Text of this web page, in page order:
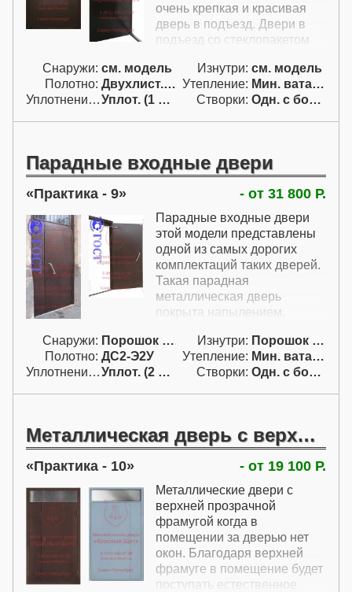
очень крепкая и красивая
дверь в подъезд. Двери в
подъезд со стеклопакетом
оснащаются решеткой для
того, чтобы было не
добраться до кнопки
домофона. Дверь в подъезд
как максимально
утепленной, так и с базовым
Снаружи: см. модель Изнутри: см. модель
Полотно:
Двухлист. проф. Утепление:
Мин. вата / пенопл.
Уплотнение:
Уплот. (1 конт.) Створки: Одн. с бок. фрам. (АБ)
Парадные входные двери
Практика - 9 - от 31 800 Р.
Парадные входные двери
этой модели представлены
одной из самых дорогих
комплектаций таких дверей.
Такая парадная
металлическая дверь
покрыта напылением,
стойкостью к уличным
условиям и превосходно
выглядит. Кроме этого, такая
стальная дверь для
сквозняков подъезд будет
защищен двумя контурами
уплотнения. Парадные
стальные двери этой модели
предназначены для
установки домофона,
поэтому отдельного замка не
имеют.
Снаружи: Порошок "Антик" Изнутри:
Порошок "Антик"
Полотно: ДС2-Э2У Утепление:
Мин. вата / пенопл.
Уплотнение:
Уплот. (2 конт.) Створки: Одн. с бок. фрам. (АБ)
Металлическая дверь с верхней прозрачной фрамугой
Практика - 10 - от 19 100 Р.
Металлические двери с
верхней прозрачной
фрамугой когда в
помещении за дверью нет
окон. Благодаря верхней
фрамуге в помещение будет
поступать естественное